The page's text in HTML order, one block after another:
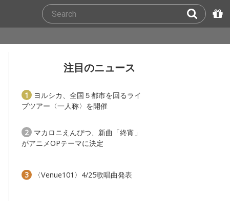
注目のニュース
1
ブツアー〈一人称〉を開催
2
がアニメOPテーマに決定
3 〈Venue101〉4/25歌唱曲発表